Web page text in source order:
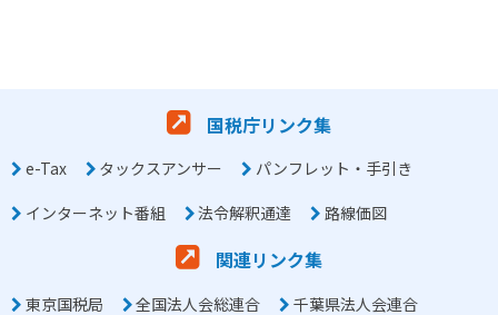
国税庁リンク集
e-Tax タックスアンサー
パンフレット・手引き
インターネット番組
法令解釈通達 路線価図
関連リンク集
東京国税局 全国法人会総連合 千葉県法人会連合